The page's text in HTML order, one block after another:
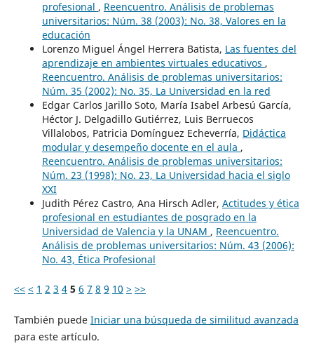
profesional , Reencuentro. Análisis de problemas
universitarios: Núm. 38 (2003): No. 38, Valores en la
educación
Lorenzo Miguel Ángel Herrera Batista, Las fuentes del
aprendizaje en ambientes virtuales educativos ,
Reencuentro. Análisis de problemas universitarios:
Núm. 35 (2002): No. 35, La Universidad en la red
Edgar Carlos Jarillo Soto, María Isabel Arbesú García,
Héctor J. Delgadillo Gutiérrez, Luis Berruecos
Villalobos, Patricia Domínguez Echeverría, Didáctica
modular y desempeño docente en el aula ,
Reencuentro. Análisis de problemas universitarios:
Núm. 23 (1998): No. 23, La Universidad hacia el siglo
XXI
Judith Pérez Castro, Ana Hirsch Adler, Actitudes y ética
profesional en estudiantes de posgrado en la
Universidad de Valencia y la UNAM , Reencuentro.
Análisis de problemas universitarios: Núm. 43 (2006):
No. 43, Ética Profesional
<< < 1 2 3 4 5 6 7 8 9 10 > >>
También puede Iniciar una búsqueda de similitud avanzada
para este artículo.